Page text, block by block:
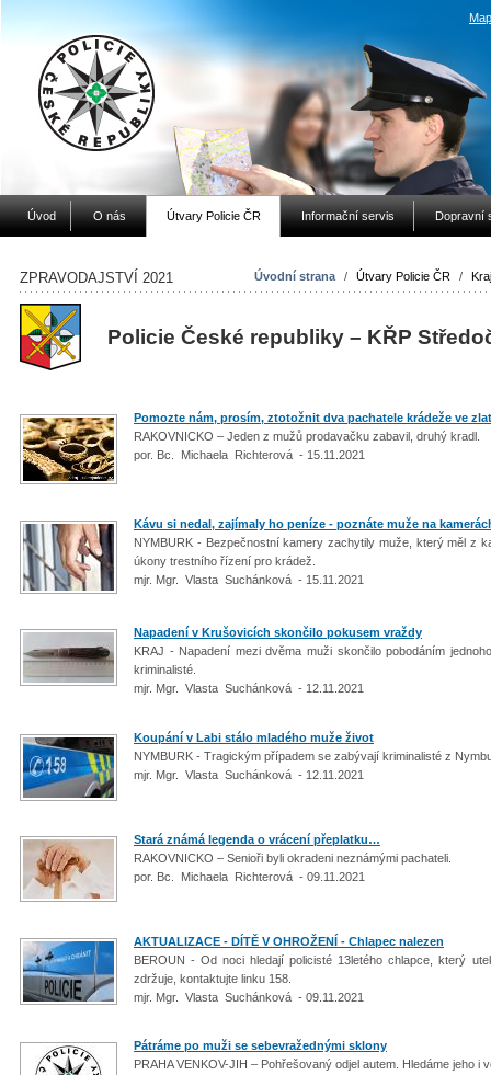
Úvod O nás Útvary Policie ČR Informační servis Dopravní
Úvodní strana / Útvary Policie ČR /
ZPRAVODAJSTVÍ 2021
Policie České republiky – KŘP
Pomozte nám, prosím, ztotožnit dva pachatele krádeže ve
RAKOVNICKO – Jeden z mužů prodavačku zabavil, druhý kradl.
por. Bc. Michaela Richterová - 15.11.2021
Kávu si nedal, zajímaly ho peníze - poznáte muže na
NYMBURK - Bezpečnostní kamery zachytily muže, který měl z
úkony trestního řízení pro krádež.
mjr. Mgr. Vlasta Suchánková - 15.11.2021
Napadení v Krušovicích skončilo pokusem vraždy
KRAJ - Napadení mezi dvěma muži skončilo pobodáním
kriminalisté.
mjr. Mgr. Vlasta Suchánková - 12.11.2021
Koupání v Labi stálo mladého muže život
NYMBURK - Tragickým případem se zabývají kriminalisté z
mjr. Mgr. Vlasta Suchánková - 12.11.2021
Stará známá legenda o vrácení přeplatku…
RAKOVNICKO – Senioři byli okradeni neznámými pachateli.
por. Bc. Michaela Richterová - 09.11.2021
AKTUALIZACE - DÍTĚ V OHROŽENÍ - Chlapec nalezen
BEROUN - Od noci hledají policisté 13letého chlapce, který
zdržuje, kontaktujte linku 158.
mjr. Mgr. Vlasta Suchánková - 09.11.2021
Pátráme po muži se sebevražednými sklony
PRAHA VENKOV-JIH – Pohřešovaný odjel autem. Hledáme jeho i